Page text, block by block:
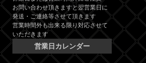
お問い合わせ頂きますと翌営業日に
発送・ご連絡等させて頂きます
営業時間外も出来る限り対応させて
いただきます
営業日カレンダー